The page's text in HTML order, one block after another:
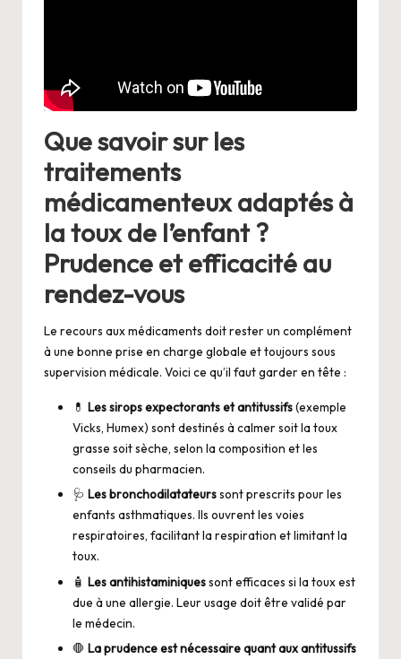
Que savoir sur les
traitements
médicamenteux adaptés à
la toux de l’enfant ?
Prudence et efficacité au
rendez-vous
Le recours aux médicaments doit rester un complément
à une bonne prise en charge globale et toujours sous
supervision médicale. Voici ce qu’il faut garder en tête :
💊 Les sirops expectorants et antitussifs(exemple
Vicks, Humex) sont destinés à calmer soit la toux
grasse soit sèche, selon la composition et les
conseils du pharmacien.
🩺 Les bronchodilatateurssont prescrits pour les
enfants asthmatiques. Ils ouvrent les voies
respiratoires, facilitant la respiration et limitant la
toux.
🧴 Les antihistaminiquessont efficaces si la toux est
due à une allergie. Leur usage doit être validé par
le médecin.
🛑 La prudence est nécessaire quant aux antitussifs